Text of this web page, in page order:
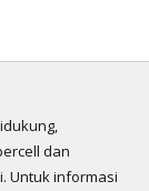
dan
Untuk informasi